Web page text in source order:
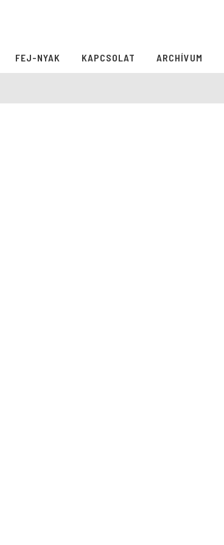
FEJ-NYAK KAPCSOLAT ARCHÍVUM